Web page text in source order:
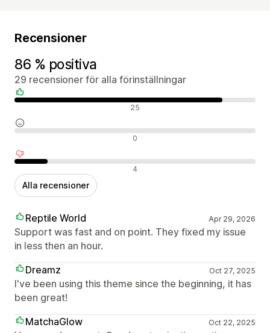
Recensioner
86 % positiva
29 recensioner för alla förinställningar
Positiva recensioner 25
Neutrala recensioner 0
Negativa recensioner 4
Alla recensioner
Reptile World Apr 29, 2026
Support was fast and on point. They fixed my issue
in less then an hour.
Dreamz
Oct 27, 2025
I've been using this theme since the beginning, it has
been great!
MatchaGlow
Oct 22, 2025